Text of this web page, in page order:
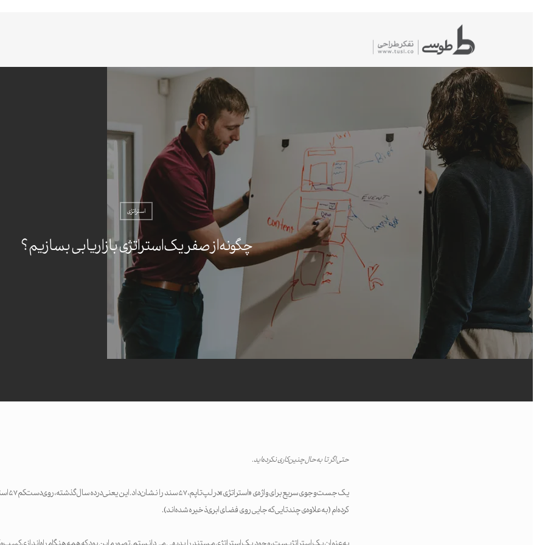
استراتژی
چگونه از صفر یک استراتژی بازاریابی بسازیم؟
حتی اگر تا به حال چنین کاری نکرده‌اید.
یک
کرده‌ام (به‌علاوه‌ی چندتایی که جایی روی فضای ابری ذخیره شده‌اند).